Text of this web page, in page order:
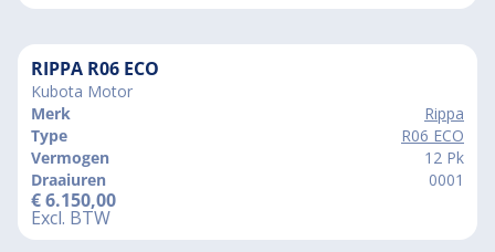
RIPPA R06 ECO
Kubota Motor
Merk
Rippa
Type
R06 ECO
Vermogen
12 Pk
Draaiuren
0001
€6.150,00
Excl. BTW